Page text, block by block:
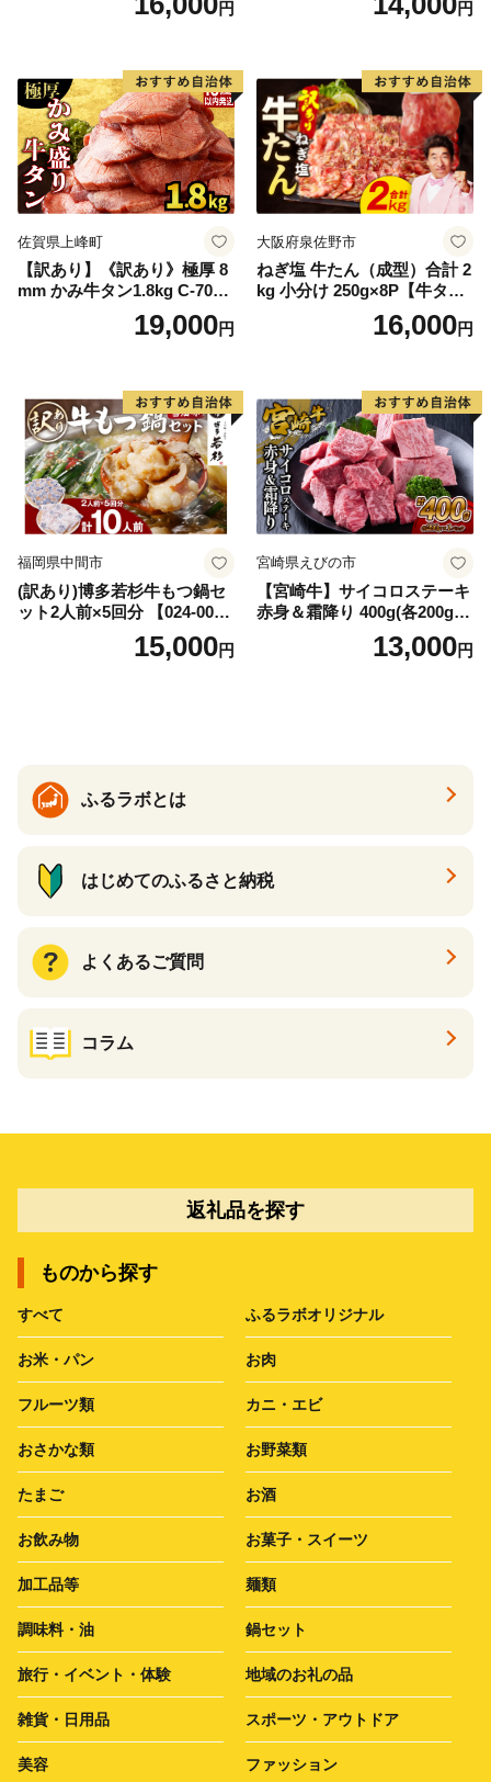
60] 肉 牛肉 精肉 牛たん 牛タ
厚切り タン
円 円
佐賀県上峰町
【訳あり】《訳あり》極厚 8
mm かみ牛タン1.8kg C-709-
19,000円
大阪府泉佐野市
ねぎ塩 牛たん（成型）合計 2
kg 小分け 250g×8P【牛タン
牛肉 焼肉用 薄切り 訳あり サ
16,000円
福岡県中間市
(訳あり)博多若杉牛もつ鍋セ
ット2人前×5回分 【024-002
15,000円
宮崎県えびの市
【宮崎牛】サイコロステーキ
赤身＆霜降り 400g(各200g×
１P 計2P) 真空パック 冷凍
13,000円
ふるラボとは
はじめてのふるさと納税
よくあるご質問
コラム
返礼品を探す
ものから探す
すべて ふるラボオリジナル
お米・パン お肉
フルーツ類 カニ・エビ
おさかな類 お野菜類
たまご お酒
お飲み物 お菓子・スイーツ
加工品等 麺類
調味料・油 鍋セット
旅行・イベント・体験 地域のお礼の品
雑貨・日用品 スポーツ・アウトドア
美容 ファッション